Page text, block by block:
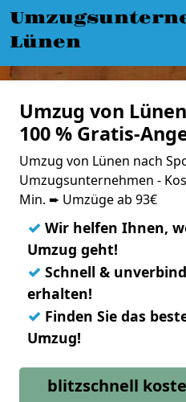
Lünen
Umzug von
100 % Gratis-
Umzug von Lünen nach
Umzugsunternehmen -
Min. ➨ Umzüge ab 93€
✓ Wir helfen Ihnen,
Umzug geht!
✓ Schnell &
erhalten!
✓ Finden Sie das
Umzug!
blitzschnell